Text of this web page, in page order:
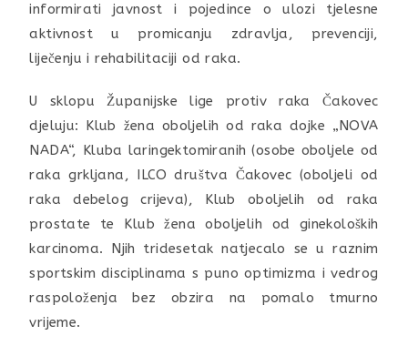
informirati javnost i pojedince o ulozi tjelesne
aktivnost u promicanju zdravlja, prevenciji,
liječenju i rehabilitaciji od raka.
U sklopu Županijske lige protiv raka Čakovec
djeluju: Klub žena oboljelih od raka dojke „NOVA
NADA“, Kluba laringektomiranih (osobe oboljele od
raka grkljana, ILCO društva Čakovec (oboljeli od
raka debelog crijeva), Klub oboljelih od raka
prostate te Klub žena oboljelih od ginekoloških
karcinoma. Njih tridesetak natjecalo se u raznim
sportskim disciplinama s puno optimizma i vedrog
raspoloženja bez obzira na pomalo tmurno
vrijeme.